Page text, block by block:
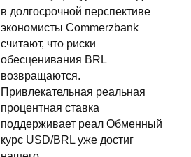
в долгосрочной перспективе
экономисты Commerzbank
считают, что риски
обесценивания BRL
возвращаются.
Привлекательная реальная
процентная ставка
поддерживает реал Обменный
курс USD/BRL уже достиг